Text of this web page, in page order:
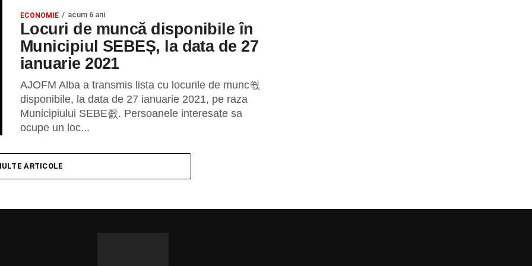
ECONOMIE acum 6 ani
Locuri de muncă disponibile în
Municipiul SEBEȘ, la data de 27
ianuarie 2021
AJOFM Alba a transmis lista cu locurile de munc쒃
disponibile, la data de 27 ianuarie 2021, pe raza
Municipiului SEBE좘. Persoanele interesate sa
ocupe un loc...
ARTICOLE